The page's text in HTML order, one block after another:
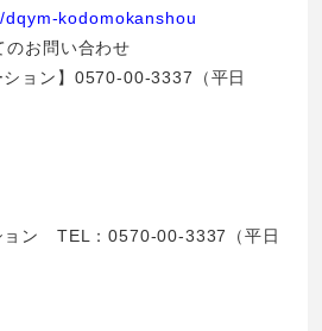
kodomokanshou
のお問い合わせ
ション】0570-00-3337（平日
ョン TEL：0570-00-3337（平日